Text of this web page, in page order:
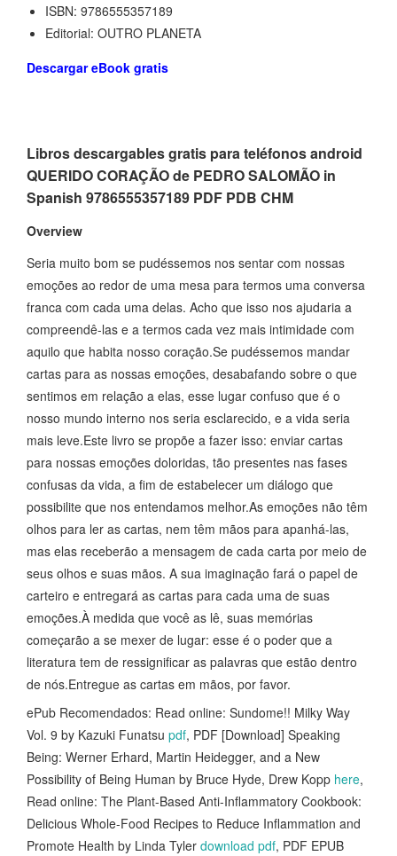
ISBN: 9786555357189
Editorial: OUTRO PLANETA
Descargar eBook gratis
Libros descargables gratis para teléfonos android
QUERIDO CORAÇÃO de PEDRO SALOMÃO in
Spanish 9786555357189 PDF PDB CHM
Overview
Seria muito bom se pudéssemos nos sentar com nossas
emoções ao redor de uma mesa para termos uma conversa
franca com cada uma delas. Acho que isso nos ajudaria a
compreendê-las e a termos cada vez mais intimidade com
aquilo que habita nosso coração.Se pudéssemos mandar
cartas para as nossas emoções, desabafando sobre o que
sentimos em relação a elas, esse lugar confuso que é o
nosso mundo interno nos seria esclarecido, e a vida seria
mais leve.Este livro se propõe a fazer isso: enviar cartas
para nossas emoções doloridas, tão presentes nas fases
confusas da vida, a fim de estabelecer um diálogo que
possibilite que nos entendamos melhor.As emoções não têm
olhos para ler as cartas, nem têm mãos para apanhá-las,
mas elas receberão a mensagem de cada carta por meio de
seus olhos e suas mãos. A sua imaginação fará o papel de
carteiro e entregará as cartas para cada uma de suas
emoções.À medida que você as lê, suas memórias
começarão a se mexer de lugar: esse é o poder que a
literatura tem de ressignificar as palavras que estão dentro
de nós.Entregue as cartas em mãos, por favor.
ePub Recomendados: Read online: Sundome!! Milky Way
Vol. 9 by Kazuki Funatsu pdf, PDF [Download] Speaking
Being: Werner Erhard, Martin Heidegger, and a New
Possibility of Being Human by Bruce Hyde, Drew Kopp here,
Read online: The Plant-Based Anti-Inflammatory Cookbook:
Delicious Whole-Food Recipes to Reduce Inflammation and
Promote Health by Linda Tyler download pdf, PDF EPUB